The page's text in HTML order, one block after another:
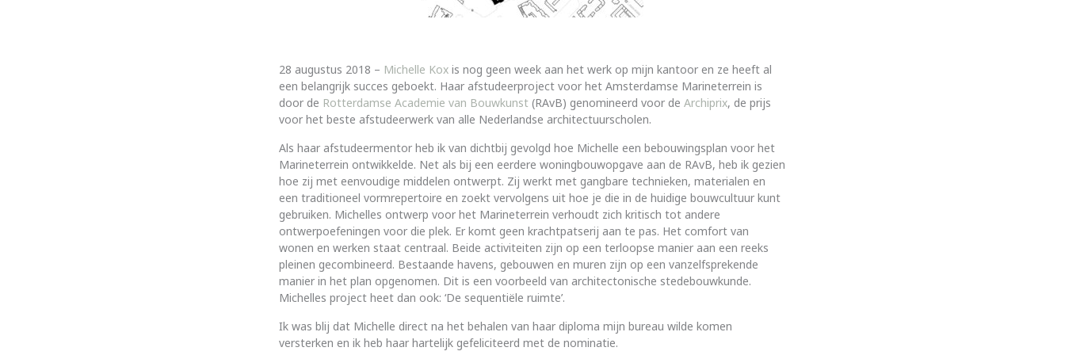
28 augustus 2018 – Michelle Kox is nog geen week aan het werk op mijn kantoor en ze heeft al
een belangrijk succes geboekt. Haar afstudeerproject voor het Amsterdamse Marineterrein is
door de Rotterdamse Academie van Bouwkunst (RAvB) genomineerd voor de Archiprix, de prijs
voor het beste afstudeerwerk van alle Nederlandse architectuurscholen.
Als haar afstudeermentor heb ik van dichtbij gevolgd hoe Michelle een bebouwingsplan voor het
Marineterrein ontwikkelde. Net als bij een eerdere woningbouwopgave aan de RAvB, heb ik gezien
hoe zij met eenvoudige middelen ontwerpt. Zij werkt met gangbare technieken, materialen en
een traditioneel vormrepertoire en zoekt vervolgens uit hoe je die in de huidige bouwcultuur kunt
gebruiken. Michelles ontwerp voor het Marineterrein verhoudt zich kritisch tot andere
ontwerpoefeningen voor die plek. Er komt geen krachtpatserij aan te pas. Het comfort van
wonen en werken staat centraal. Beide activiteiten zijn op een terloopse manier aan een reeks
pleinen gecombineerd. Bestaande havens, gebouwen en muren zijn op een vanzelfsprekende
manier in het plan opgenomen. Dit is een voorbeeld van architectonische stedebouwkunde.
Michelles project heet dan ook: ‘De sequentiële ruimte’.
Ik was blij dat Michelle direct na het behalen van haar diploma mijn bureau wilde komen
versterken en ik heb haar hartelijk gefeliciteerd met de nominatie.